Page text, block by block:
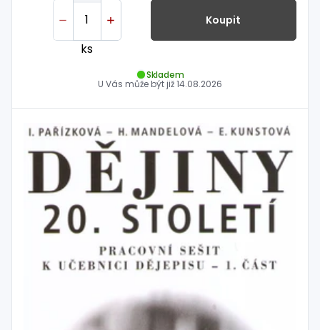
ks
Koupit
Skladem
U Vás může být již14.08.2026